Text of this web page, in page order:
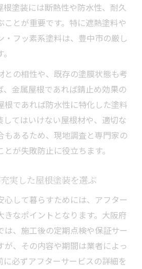
塗装には断熱性や防水性、耐久
ことが重要です。特に遮熱塗料や
・フッ素系塗料は、豊中市の厳し
との相性や、既存の塗膜状態も考
、金属屋根であれば錆止め効果の
根であれば防水性に特化した塗料
してはいけない屋根材や、適切な
もあるため、現地調査と専門家の
が失敗防止に役立ちます。
実した屋根塗装を選ぶ
心して暮らすためには、アフター
きなポイントとなります。大阪府
は、施工後の定期点検や保証サー
が、その内容や期間は業者によっ
に必ずアフターサービスの詳細を